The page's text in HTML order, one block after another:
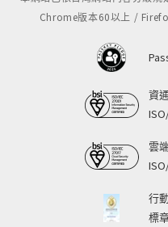
Chrome版本60以上 /
資
雲
行
標